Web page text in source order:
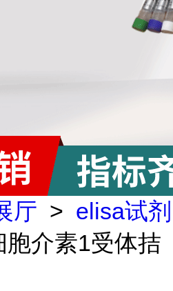
厅 > elisa试剂
胞介素1受体拮